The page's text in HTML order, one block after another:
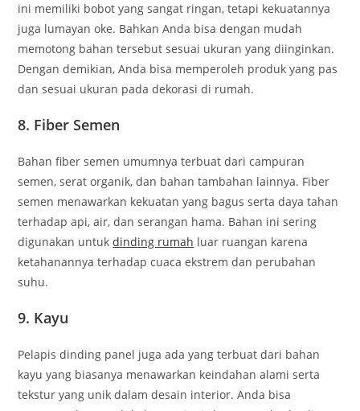
ini memiliki bobot yang sangat ringan, tetapi kekuatannya
juga lumayan oke. Bahkan Anda bisa dengan mudah
memotong bahan tersebut sesuai ukuran yang diinginkan.
Dengan demikian, Anda bisa memperoleh produk yang pas
dan sesuai ukuran pada dekorasi di rumah.
8. Fiber Semen
Bahan fiber semen umumnya terbuat dari campuran
semen, serat organik, dan bahan tambahan lainnya. Fiber
semen menawarkan kekuatan yang bagus serta daya tahan
terhadap api, air, dan serangan hama. Bahan ini sering
digunakan untukdinding rumah luar ruangan karena
ketahanannya terhadap cuaca ekstrem dan perubahan
suhu.
9. Kayu
Pelapis dinding panel juga ada yang terbuat dari bahan
kayu yang biasanya menawarkan keindahan alami serta
tekstur yang unik dalam desain interior. Anda bisa